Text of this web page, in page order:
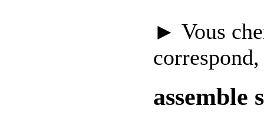
► Vous
correspond,
assemble